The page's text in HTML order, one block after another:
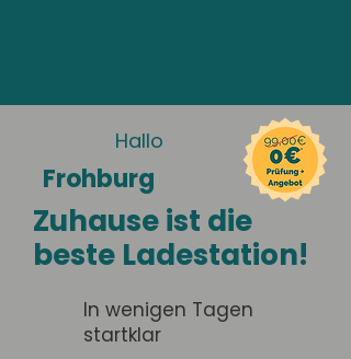
Hallo
Frohburg
Zuhause ist die
beste Ladestation!
In wenigen Tagen
startklar